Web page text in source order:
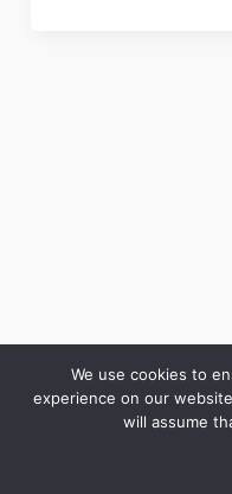
Copyright © 2026 LES ANNALES
We use cookies to
experience on our
will assume